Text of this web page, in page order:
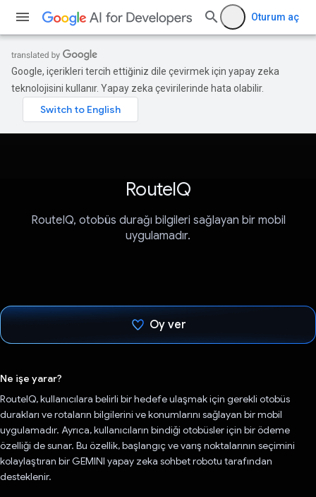
Oturum aç
Google, içerikleri tercih ettiğiniz dile çevirmek için yapay zeka
teknolojisini kullanır. Yapay zeka çevirilerinde hata olabilir.
RouteIQ
RouteIQ, otobüs durağı bilgileri sağlayan bir mobil
uygulamadır.
Oy ver
Ne işe yarar?
RouteIQ, kullanıcılara belirli bir hedefe ulaşmak için gerekli otobüs
durakları ve rotaların bilgilerini ve konumlarını sağlayan bir mobil
uygulamadır. Ayrıca, kullanıcıların bindiği otobüsler için bir ödeme
özelliği de sunar. Bu özellik, başlangıç ve varış noktalarının seçimini
kolaylaştıran bir GEMINI yapay zeka sohbet robotu tarafından
desteklenir.